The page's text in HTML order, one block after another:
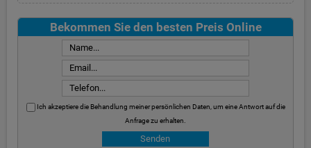
Bekommen Sie den besten Preis Online
Ich akzeptiere die Behandlung meiner persönlichen Daten, um eine Antwort auf die
Anfrage zu erhalten.